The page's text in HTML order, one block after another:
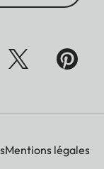
Mentions légales